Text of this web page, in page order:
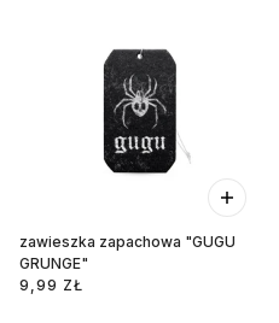
zawieszka zapachowa "GUGU
GRUNGE"
9,99 ZŁ